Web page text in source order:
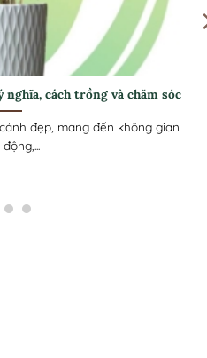
được yêu thích hiện nay
cây trang trí, các loại trúc
còn...